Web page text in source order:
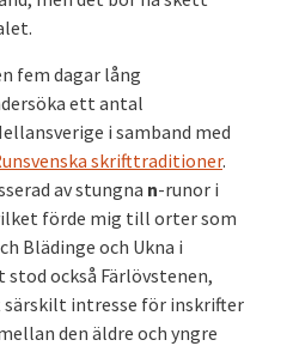
fem dagar lång
ett antal
i samband med
skrifttraditioner.
av stungna n-runor i
förde mig till orter som
Blädinge och Ukna i
också Färlövstenen,
särskilt intresse för inskrifter
den äldre och yngre